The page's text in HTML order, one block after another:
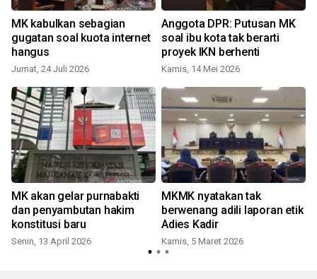
MK kabulkan sebagian
gugatan soal kuota internet
hangus
Jumat, 24 Juli 2026
Anggota DPR: Putusan MK
soal ibu kota tak berarti
proyek IKN berhenti
Kamis, 14 Mei 2026
MK akan gelar purnabakti
dan penyambutan hakim
konstitusi baru
Senin, 13 April 2026
MKMK nyatakan tak
berwenang adili laporan etik
Adies Kadir
Kamis, 5 Maret 2026